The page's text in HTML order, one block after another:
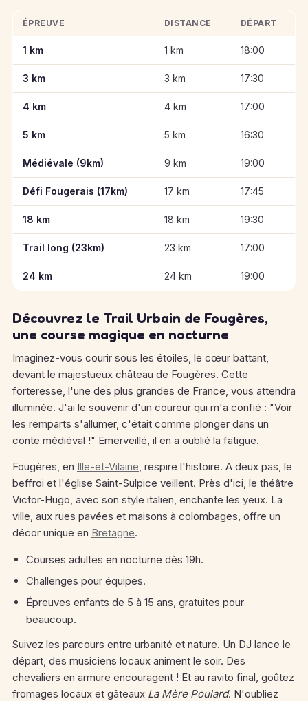
Informations clés des épreuves de Trail Urbain de Fougères
ÉPREUVE DISTANCE DÉPART
1 km 1 km 18:00
3 km 3 km 17:30
4 km 4 km 17:00
5 km 5 km 16:30
Médiévale (9km) 9 km 19:00
Défi Fougerais (17km) 17 km 17:45
18 km 18 km 19:30
Trail long (23km) 23 km 17:00
24 km 24 km 19:00
Découvrez le Trail Urbain de Fougères,
une course magique en nocturne
Imaginez-vous courir sous les étoiles, le cœur battant,
devant le majestueux château de Fougères. Cette
forteresse, l'une des plus grandes de France, vous attendra
illuminée. J'ai le souvenir d'un coureur qui m'a confié : "Voir
les remparts s'allumer, c'était comme plonger dans un
conte médiéval !" Emerveillé, il en a oublié la fatigue.
Fougères, en Ille-et-Vilaine, respire l'histoire. A deux pas, le
beffroi et l'église Saint-Sulpice veillent. Près d'ici, le théâtre
Victor-Hugo, avec son style italien, enchante les yeux. La
ville, aux rues pavées et maisons à colombages, offre un
décor unique en Bretagne.
Courses adultes en nocturne dès 19h.
Challenges pour équipes.
Épreuves enfants de 5 à 15 ans, gratuites pour
beaucoup.
Suivez les parcours entre urbanité et nature. Un DJ lance le
départ, des musiciens locaux animent le soir. Des
chevaliers en armure encouragent ! Et au ravito final, goûtez
fromages locaux et gâteaux La Mère Poulard. N'oubliez